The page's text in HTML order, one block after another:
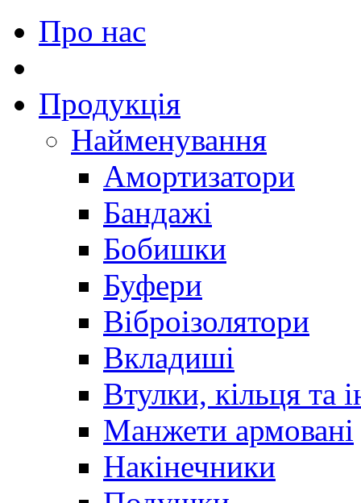
Про нас
Продукція
Найменування
Амортизатори
Бандажі
Бобишки
Буфери
Віброізолятори
Вкладиші
Втулки, кільця та
Манжети армовані
Накінечники